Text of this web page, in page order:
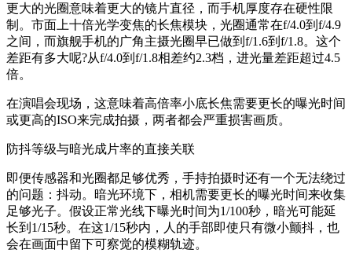
更大的光圈意味着更大的镜片直径，而手机厚度存在硬性限
制。市面上十倍光学变焦的长焦模块，光圈通常在f/4.0到f/4.9
之间，而旗舰手机的广角主摄光圈早已做到f/1.6到f/1.8。这个
差距有多大呢?从f/4.0到f/1.8相差约2.3档，进光量差距超过4.5
倍。
在演唱会现场，这意味着高倍率小底长焦需要更长的曝光时间
或更高的ISO来完成拍摄，两者都会严重损害画质。
防抖等级与暗光成片率的直接关联
即便传感器和光圈都足够优秀，手持拍摄时还有一个无法绕过
的问题：抖动。暗光环境下，相机需要更长的曝光时间来收集
足够光子。假设正常光线下曝光时间为1/100秒，暗光可能延
长到1/15秒。在这1/15秒内，人的手部即使只有微小颤抖，也
会在画面中留下可察觉的模糊轨迹。